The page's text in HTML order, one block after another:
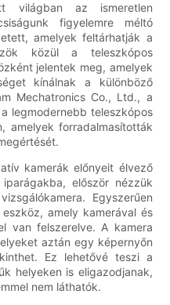
világban az ismeretlen
figyelemre méltó
amelyek feltárhatják a
közül a teleszkópos
jelentek meg, amelyek
kínálnak a különböző
Mechatronics Co., Ltd., a
legmodernebb teleszkópos
amelyek forradalmasították
kamerák előnyeit élvező
először nézzük
Egyszerűen
amely kamerával és
van felszerelve. A kamera
aztán egy képernyőn
Ez lehetővé teszi a
helyeken is eligazodjanak,
nem láthatók.